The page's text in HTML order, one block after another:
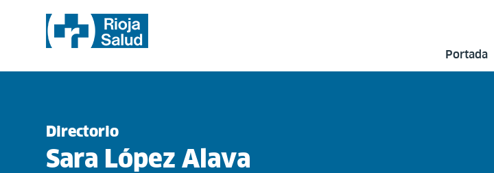
Portada
Directorio
Sara López Alava